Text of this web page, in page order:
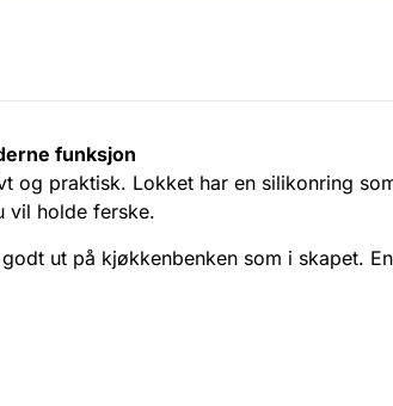
funksjon
og praktisk. Lokket har en silikonring
vil holde ferske.
ut på kjøkkenbenken som i skapet.